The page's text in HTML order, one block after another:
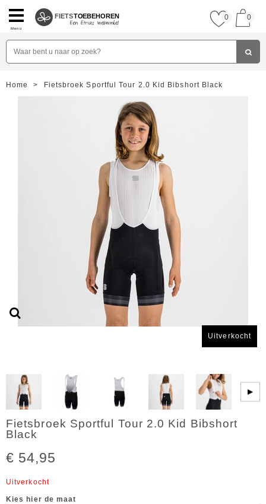
Menu
FIETSTOEBEHOREN 0 0
Home > Fietsbroek Sportful Tour 2.0 Kid Bibshort Black
Uitverkocht
▶
Fietsbroek Sportful Tour 2.0 Kid Bibshort
Black
€ 54,95
Uitverkocht
Kies hier de maat